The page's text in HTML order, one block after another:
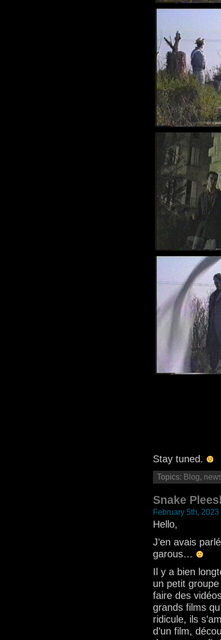
Stay tuned.
Topics: Blog,
Snake
February 5th, 2023
Hello,
J’en avais
garous…
Il y a bien
un petit
faire des
grands films
ridicule, ils
d’un film,